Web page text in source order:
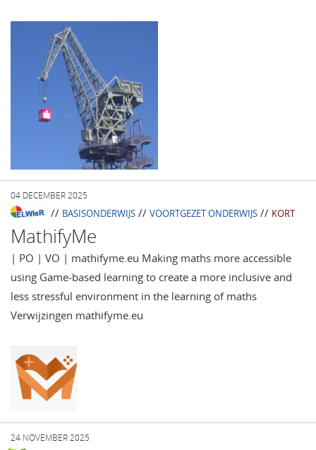
04 DECEMBER 2025
// BASISONDERWIJS //VOORTGEZET ONDERWIJS // KORT
MathifyMe
| PO | VO | mathifyme.eu Making maths more accessible
using Game-based learning to create a more inclusive and
less stressful environment in the learning of maths
Verwijzingen mathifyme.eu
24 NOVEMBER 2025